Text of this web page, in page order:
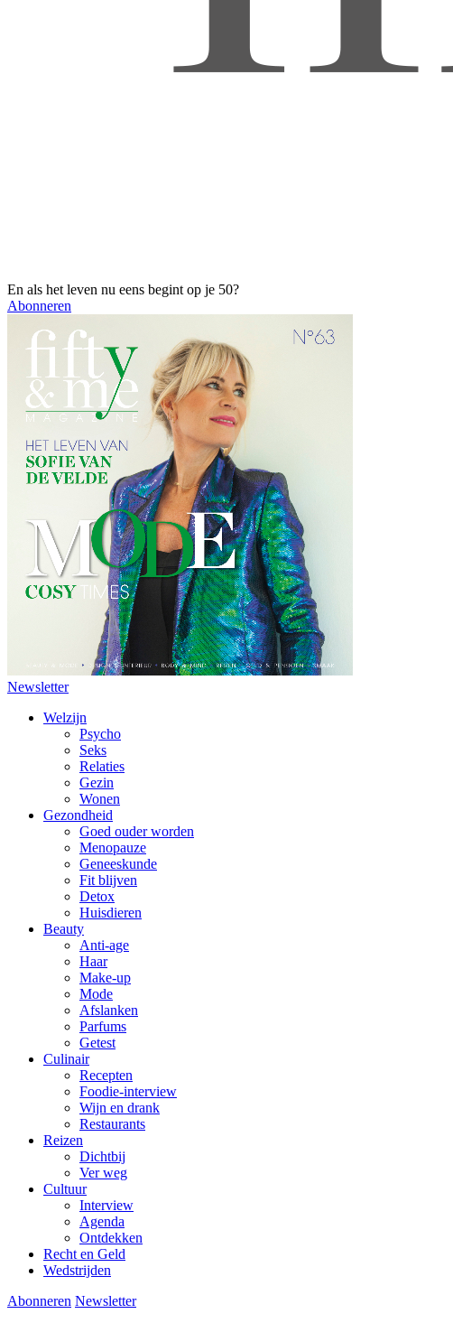
En als het leven nu eens begint op je 50?
Abonneren
Newsletter
Welzijn
Psycho
Seks
Relaties
Gezin
Wonen
Gezondheid
Goed ouder worden
Menopauze
Geneeskunde
Fit blijven
Detox
Huisdieren
Beauty
Anti-age
Haar
Make-up
Mode
Afslanken
Parfums
Getest
Culinair
Recepten
Foodie-interview
Wijn en drank
Restaurants
Reizen
Dichtbij
Ver weg
Cultuur
Interview
Agenda
Ontdekken
Recht en Geld
Wedstrijden
Abonneren Newsletter